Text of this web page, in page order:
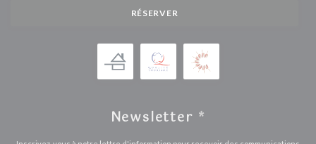
RÉSERVER
Newsletter *